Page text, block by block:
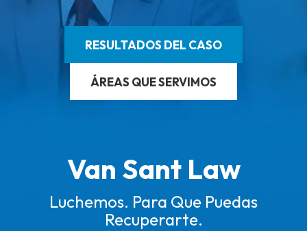
RESULTADOS DEL CASO
ÁREAS QUE SERVIMOS
Van Sant Law
Luchemos. Para Que Puedas
Recuperarte.